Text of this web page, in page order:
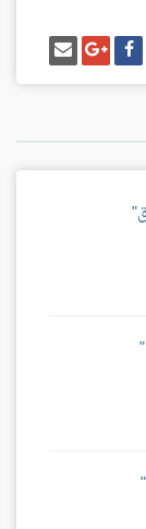
شارك
على
فيسبوك
شارك
على
غوغل
بلس
إرسل
إيميل